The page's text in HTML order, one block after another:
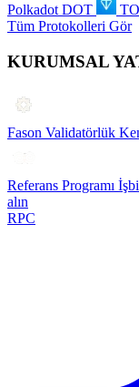
Polkadot DOT
Tüm Protokolleri Gör
KURUMSAL
Fason Validatörlük
Referans Programı
alın
RPC